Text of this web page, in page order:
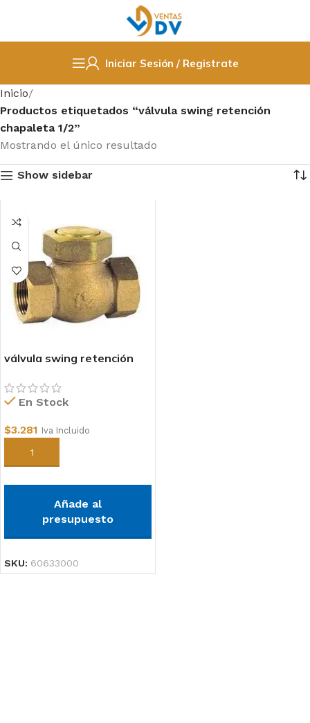
Iniciar Sesión / Registrate
Inicio
Productos etiquetados “válvula swing retención
chapaleta 1/2”
Mostrando el único resultado
Show sidebar
válvula swing retención
En Stock
$3.281 Iva Incluido
Añadir al carrito
Añade al
presupuesto
SKU: 60633000